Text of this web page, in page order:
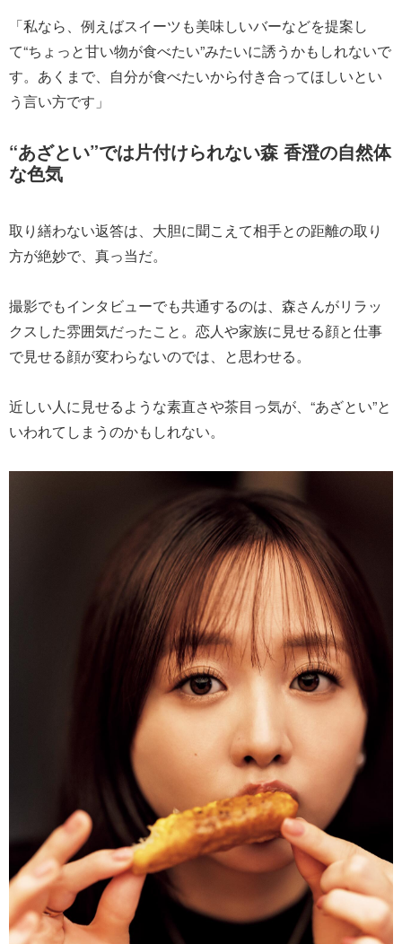
「私なら、例えばスイーツも美味しいバーなどを提案し
て“ちょっと甘い物が食べたい”みたいに誘うかもしれないで
す。あくまで、自分が食べたいから付き合ってほしいとい
う言い方です」
“あざとい”では片付けられない森 香澄の自然体
な色気
取り繕わない返答は、大胆に聞こえて相手との距離の取り
方が絶妙で、真っ当だ。
撮影でもインタビューでも共通するのは、森さんがリラッ
クスした雰囲気だったこと。恋人や家族に見せる顔と仕事
で見せる顔が変わらないのでは、と思わせる。
近しい人に見せるような素直さや茶目っ気が、“あざとい”と
いわれてしまうのかもしれない。